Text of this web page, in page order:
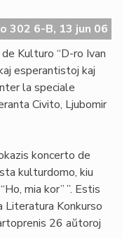
302 6-B, 13 jun 06
Kulturo “D-ro Ivan
esperantistoj kaj
la speciale
Civito, Ljubomir
koncerto de
kulturdomo, kiu
mia kor” ”. Estis
Konkurso
26 aŭtoroj